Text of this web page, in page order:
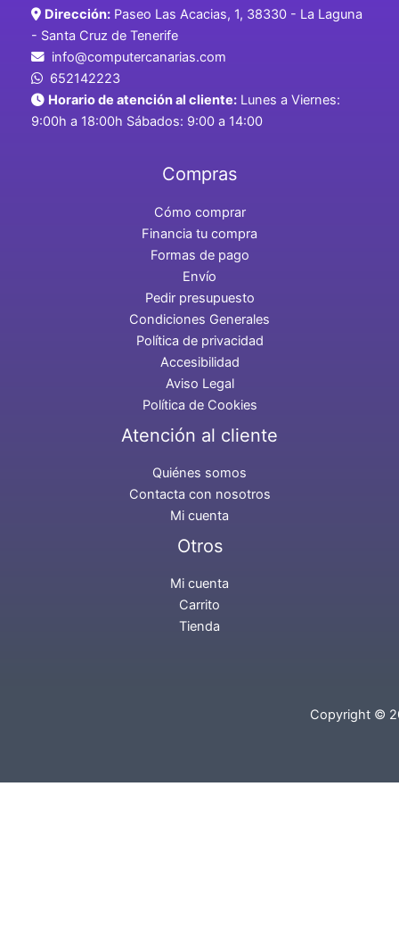
Dirección: Paseo Las Acacias, 1, 38330 - La Laguna
- Santa Cruz de Tenerife
info@computercanarias.com
652142223
Horario de atención al cliente: Lunes a Viernes:
9:00h a 18:00h Sábados: 9:00 a 14:00
Compras
Cómo comprar
Financia tu compra
Formas de pago
Envío
Pedir presupuesto
Condiciones Generales
Política de privacidad
Accesibilidad
Aviso Legal
Política de Cookies
Atención al cliente
Quiénes somos
Contacta con nosotros
Mi cuenta
Otros
Mi cuenta
Carrito
Tienda
Copyright ©